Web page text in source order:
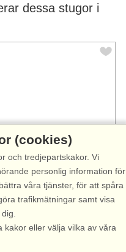
dessa stugor i
(cookies)
och tredjepartskakor. Vi
personlig information för
våra tjänster, för att spåra
trafikmätningar samt visa
kakor eller välja vilka av våra